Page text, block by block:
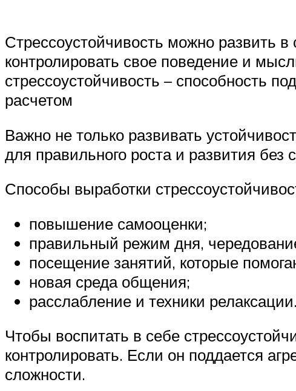
Стрессоустойчивость можно развить
контролировать свое поведение и
стрессоустойчивость – способность
расчетом
Важно не только развивать
для правильного роста и развития без
Способы выработки
повышение самооценки;
правильный режим дня,
посещение занятий, которые
новая среда общения;
расслабление и техники релаксации.
Чтобы воспитать в себе
контролировать. Если он поддается
сложности.